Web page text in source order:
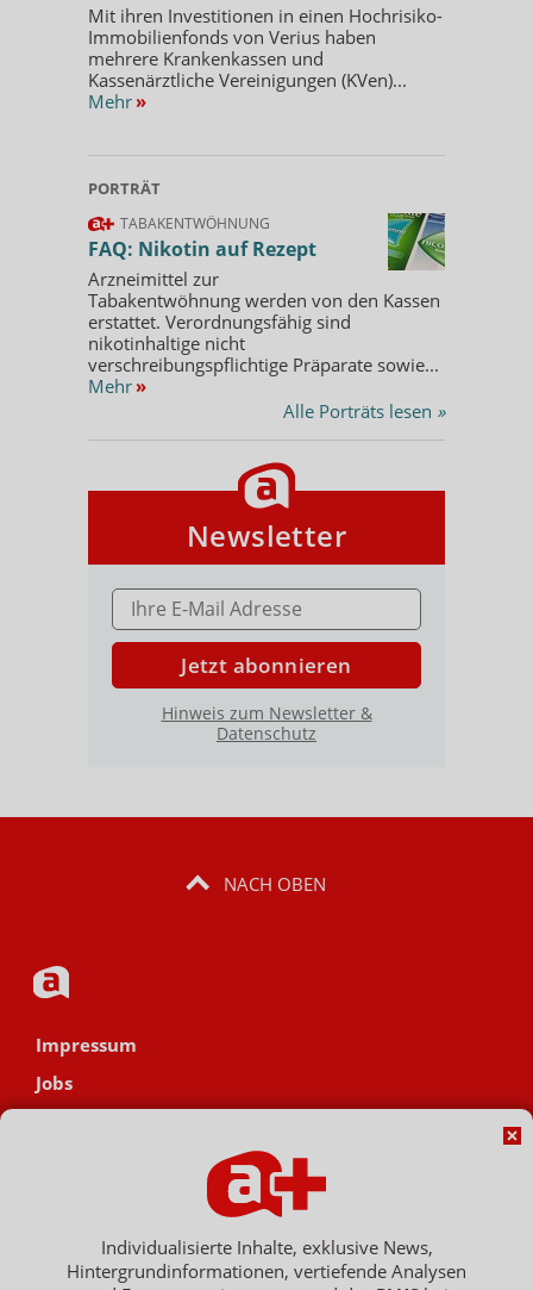
Mit ihren Investitionen in einen Hochrisiko-
Immobilienfonds von Verius haben
mehrere Krankenkassen und
Kassenärztliche Vereinigungen (KVen)...
Mehr »
PORTRÄT
TABAKENTWÖHNUNG
FAQ: Nikotin auf Rezept
Arzneimittel zur
Tabakentwöhnung werden von den Kassen
erstattet. Verordnungsfähig sind
nikotinhaltige nicht
verschreibungspflichtige Präparate sowie...
Mehr »
Alle Porträts lesen »
Newsletter
E-MAIL ADRESSE
Jetzt abonnieren
Hinweis zum Newsletter &
Datenschutz
NACH OBEN
Impressum
Jobs
Hinweisgebersystem
Vertrag widerrufen
Individualisierte Inhalte, exklusive News,
Hintergrundinformationen, vertiefende Analysen